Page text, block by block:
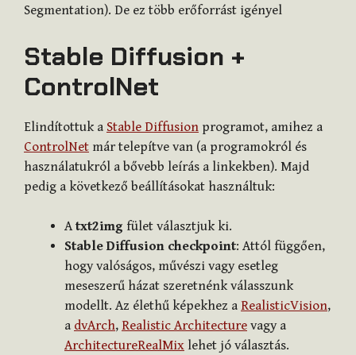
Segmentation). De ez több erőforrást igényel
Stable Diffusion +
ControlNet
Elindítottuk a Stable Diffusion programot, amihez a
ControlNet már telepítve van (a programokról és
használatukról a bővebb leírás a linkekben). Majd
pedig a következő beállításokat használtuk:
Atxt2img fület választjuk ki.
Stable Diffusion checkpoint: Attól függően,
hogy valóságos, művészi vagy esetleg
meseszerű házat szeretnénk válasszunk
modellt. Az élethű képekhez a RealisticVision,
a dvArch, Realistic Architecture vagy a
ArchitectureRealMix lehet jó választás.